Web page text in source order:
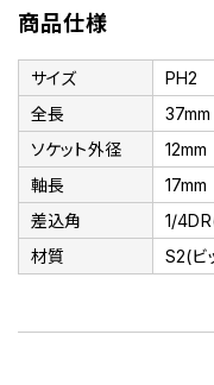
商品仕様
サイズ
PH2
全長
37mm
ソケット外径
12mm
軸長
17mm
差込角
1/
材質
S2(ビ